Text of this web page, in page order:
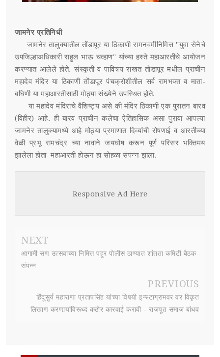
जामनेर प्रतिनिधी
जामनेर तालुक्यातील तोंडापूर या ठिकाणी रामनवमीनिमित्त "युवा सेनेचे
उपजिल्हाअधिकारी राहुल भाऊ चव्हाण" यांच्या हस्ते महाआरतीचे आयोजन
करण्यात आलेले होते. संस्कृती व पावित्र्य राखत तोंडापूर मधील प्राचीन
महादेव मंदिर या ठिकाणी तोंडापूर पंचक्रोशीतील सर्व रामभक्त व माता-
बघिणी या महाआरतीसाठी मोठ्या संख्येने उपस्थित होते.
या महादेव मंदिराचे वैशिष्ट्य असे की मंदिर ठिकाणी एक पुरातन बारव
(विहीर) आहे. ही बारव प्राचीन कलेचा ऐतिहासिक असा पुरावा आपल्या
जामनेर तालुक्यामध्ये आहे मोठ्या प्रमाणात दिव्यांची रोषणाई व आरतीच्या
वेळी प्रभू रामचंद्र च्या नावाने जयघोष करून पूर्ण परिसर भक्तिमय
झालेला होता महाआरती होऊन हा सोहळा संपन्न झाला.
Responsive Ad Here
NEXT
आगामी सण उत्सवाच्या निमित्त पहूर पोलीस ठाण्यात शांतता कमिटी बैठक
संपन्न
PREVIOUS
हिंदूसुर्य महाराणा प्रतापसिंह यांच्या विषयी इन्स्टाग्रामवर वर विकृत
लिखाण करणार्‍यांविरूध्द कठोर कारवाई करावी - राजपूत समाज बांधव